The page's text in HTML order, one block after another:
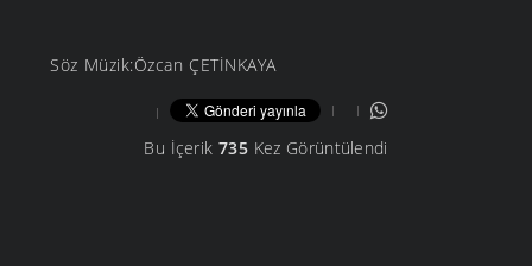
Söz Müzik:Özcan ÇETİNKAYA
Bu İçerik 735Kez Görüntülendi